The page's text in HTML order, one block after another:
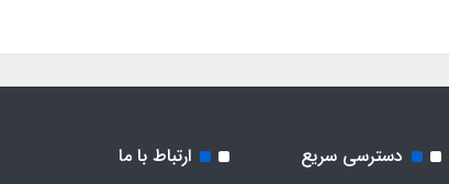
دسترسی سریع ارتباط با ما